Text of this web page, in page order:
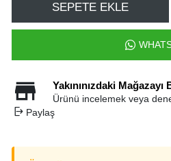
SEPETE EKLE
Yakınınızdaki Mağazayı
Ürünü incelemek veya
Paylaş